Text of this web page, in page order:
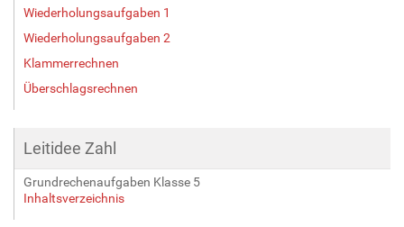
Wiederholungsaufgaben 1
Wiederholungsaufgaben 2
Klammerrechnen
Überschlagsrechnen
Leitidee Zahl
Grundrechenaufgaben Klasse 5
Inhaltsverzeichnis